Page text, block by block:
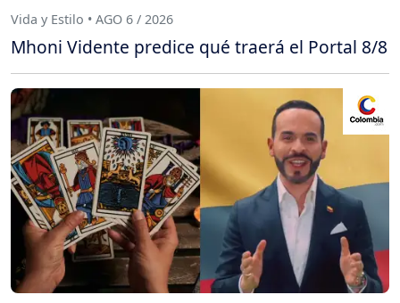
Vida y Estilo • AGO 6 / 2026
Mhoni Vidente predice qué traerá el Portal 8/8